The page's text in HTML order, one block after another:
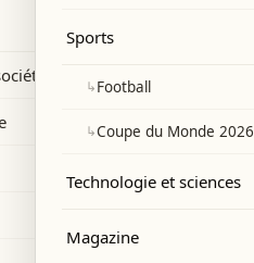
Sports
↳Football
↳Coupe du Monde 2026
Technologie et sciences
Magazine